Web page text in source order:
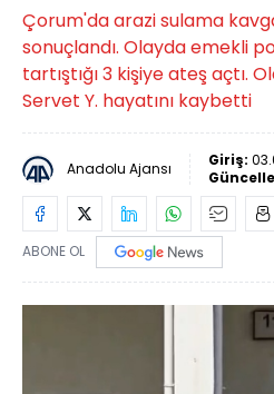
Çorum'da arazi sulama
sonuçlandı. Olayda emekli
tartıştığı 3 kişiye ateş açtı.
Servet Y. hayatını kaybetti
Anadolu Ajansı Giriş:
ABONE OL